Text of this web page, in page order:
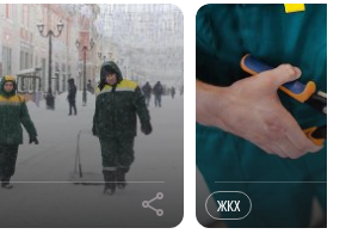
r ЖКХ